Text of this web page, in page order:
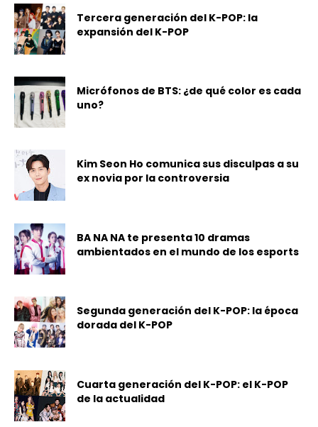
Tercera generación del K-POP: la
expansión del K-POP
Micrófonos de BTS: ¿de qué color es cada
uno?
Kim Seon Ho comunica sus disculpas a su
ex novia por la controversia
BA NA NA te presenta 10 dramas
ambientados en el mundo de los esports
Segunda generación del K-POP: la época
dorada del K-POP
Cuarta generación del K-POP: el K-POP
de la actualidad